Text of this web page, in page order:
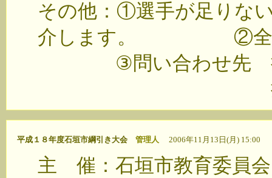
その他：①選手が足りな
介します。 ②全国よ
③問い合わせ先 担
携帯 090-
平成１８年度石垣市綱引き大会 管理人 2006年11月13日(月) 15:00
主 催：石垣市教育委員